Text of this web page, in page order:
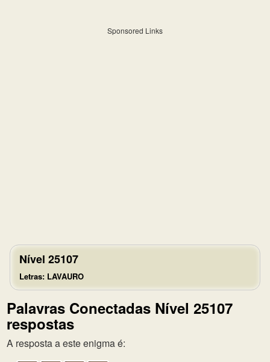
Sponsored Links
Nível 25107
Letras: LAVAURO
Palavras Conectadas Nível 25107
respostas
A resposta a este enigma é: